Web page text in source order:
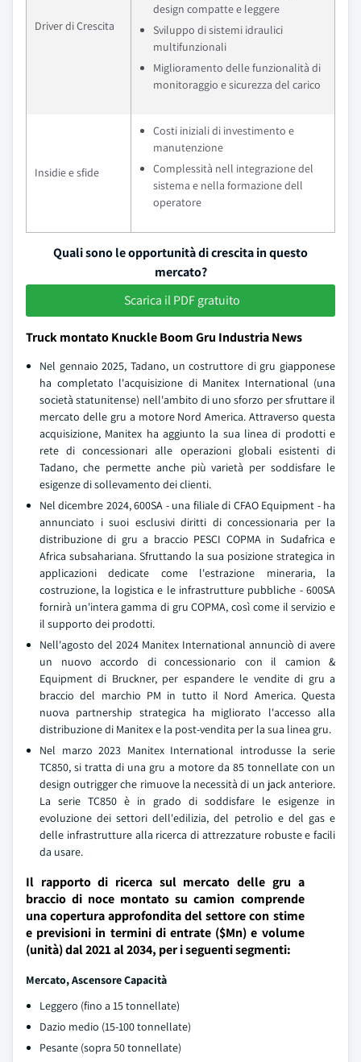
Driver di Crescita
design compatte e leggere
Sviluppo di sistemi idraulici
multifunzionali
Miglioramento delle funzionalità di
monitoraggio e sicurezza del carico
Insidie e sfide
Costi iniziali di investimento e
manutenzione
Complessità nell integrazione del
sistema e nella formazione dell
operatore
Quali sono le opportunità di crescita in questo
mercato?
Scarica il PDF gratuito
Truck montato Knuckle Boom Gru Industria News
Nel gennaio 2025, Tadano, un costruttore di gru giapponese
ha completato l'acquisizione di Manitex International (una
società statunitense) nell'ambito di uno sforzo per sfruttare il
mercato delle gru a motore Nord America. Attraverso questa
acquisizione, Manitex ha aggiunto la sua linea di prodotti e
rete di concessionari alle operazioni globali esistenti di
Tadano, che permette anche più varietà per soddisfare le
esigenze di sollevamento dei clienti.
Nel dicembre 2024, 600SA - una filiale di CFAO Equipment - ha
annunciato i suoi esclusivi diritti di concessionaria per la
distribuzione di gru a braccio PESCI COPMA in Sudafrica e
Africa subsahariana. Sfruttando la sua posizione strategica in
applicazioni dedicate come l'estrazione mineraria, la
costruzione, la logistica e le infrastrutture pubbliche - 600SA
fornirà un'intera gamma di gru COPMA, così come il servizio e
il supporto dei prodotti.
Nell'agosto del 2024 Manitex International annunciò di avere
un nuovo accordo di concessionario con il camion &
Equipment di Bruckner, per espandere le vendite di gru a
braccio del marchio PM in tutto il Nord America. Questa
nuova partnership strategica ha migliorato l'accesso alla
distribuzione di Manitex e la post-vendita per la sua linea gru.
Nel marzo 2023 Manitex International introdusse la serie
TC850, si tratta di una gru a motore da 85 tonnellate con un
design outrigger che rimuove la necessità di un jack anteriore.
La serie TC850 è in grado di soddisfare le esigenze in
evoluzione dei settori dell'edilizia, del petrolio e del gas e
delle infrastrutture alla ricerca di attrezzature robuste e facili
da usare.
Il rapporto di ricerca sul mercato delle gru a
braccio di noce montato su camion comprende
una copertura approfondita del settore con stime
e previsioni in termini di entrate ($Mn) e volume
(unità) dal 2021 al 2034, per i seguenti segmenti:
Mercato, Ascensore Capacità
Leggero (fino a 15 tonnellate)
Dazio medio (15-100 tonnellate)
Pesante (sopra 50 tonnellate)